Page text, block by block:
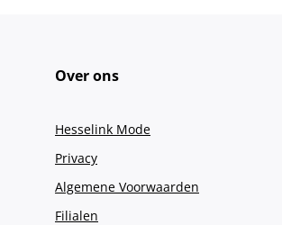
Over ons
Hesselink Mode
Privacy
Algemene Voorwaarden
Filialen